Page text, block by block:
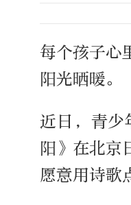
每个孩子心
阳光晒暖。
近日，青少
阳》在北京
愿意用诗歌